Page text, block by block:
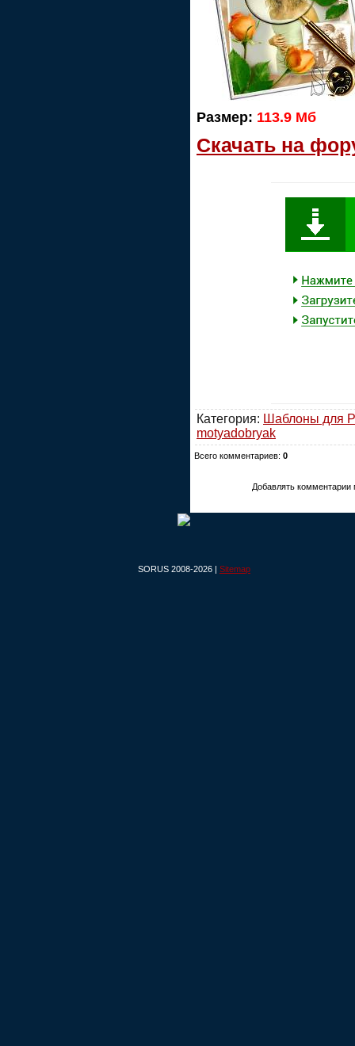
Размер: 113.9 Мб
Скачать на
Категория: Шаблоны для
motyadobryak
Всего комментариев: 0
Добавлять комментарии
SORUS 2008-2026 | Sitemap